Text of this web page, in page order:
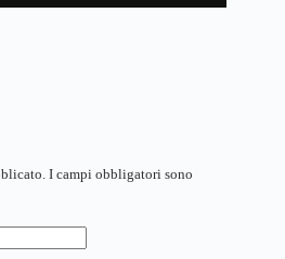
I campi obbligatori sono